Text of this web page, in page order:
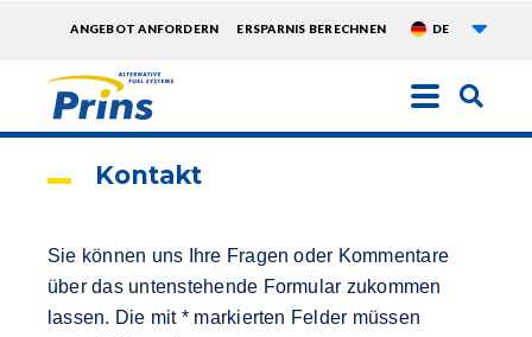
TOPMENU
ANGEBOT ANFORDERN ERSPARNIS BERECHNEN DE
Kontakt
Sie können uns Ihre Fragen oder Kommentare
über das untenstehende Formular zukommen
lassen. Die mit * markierten Felder müssen